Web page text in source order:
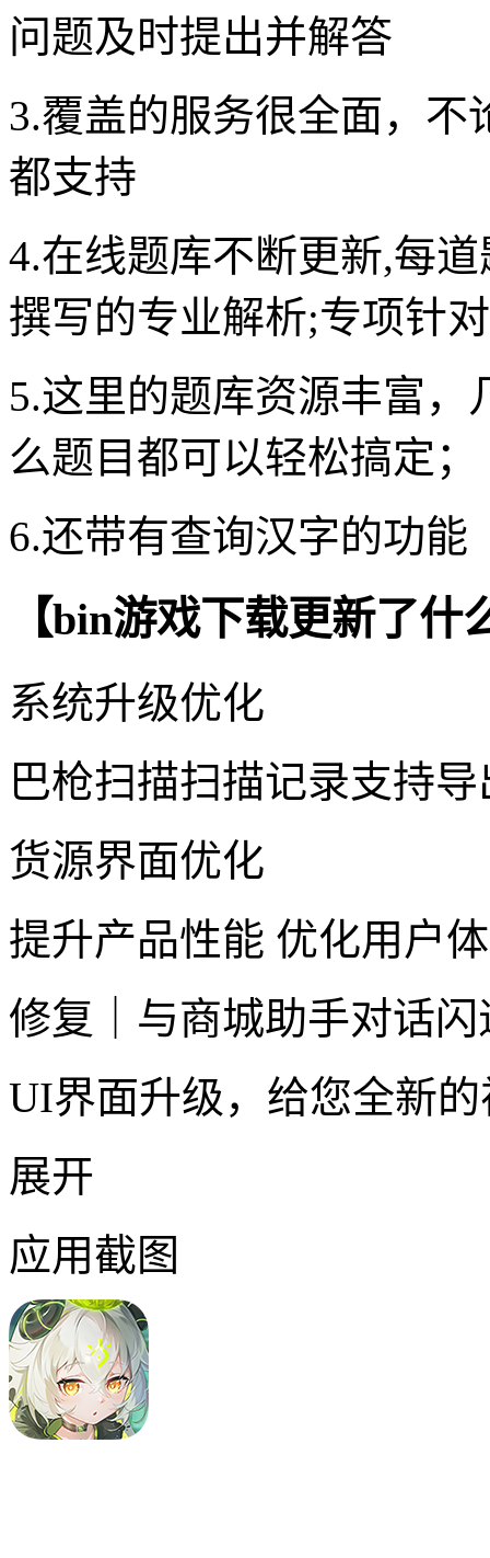
问题及时提出并解答
3.覆盖的服务很全面，
都支持
4.在线题库不断更新,每
撰写的专业解析;专项针
5.这里的题库资源丰富
么题目都可以轻松搞定；
6.还带有查询汉字的功能
【bin游戏下载更新了什
系统升级优化
巴枪扫描扫描记录支持导
货源界面优化
提升产品性能 优化用户
修复｜与商城助手对话闪
UI界面升级，给您全新
展开
应用截图